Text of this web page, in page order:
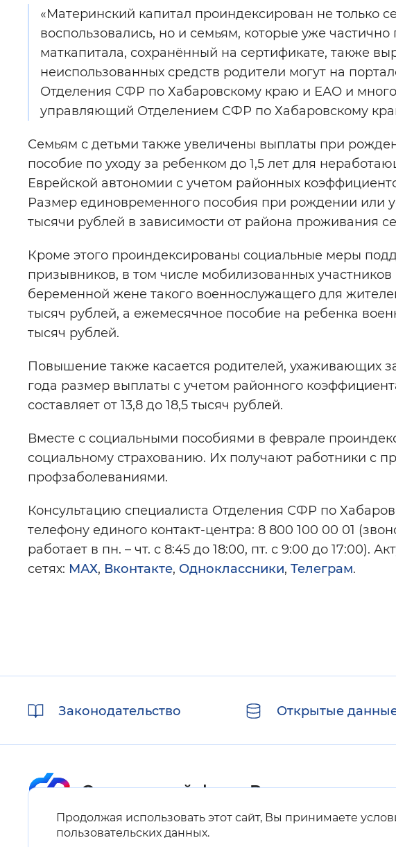
«Материнский капитал проиндексирован не только
воспользовались, но и семьям, которые уже частично
маткапитала, сохранённый на сертификате, также
неиспользованных средств родители могут на
Отделения СФР по Хабаровскому краю и ЕАО и
управляющий Отделением СФР по Хабаровскому
Семьям с детьми также увеличены выплаты при
пособие по уходу за ребенком до 1,5 лет для
Еврейской автономии с учетом районных
Размер единовременного пособия при рождении или
тысячи рублей в зависимости от района проживания
Кроме этого проиндексированы социальные меры
призывников, в том числе мобилизованных
беременной жене такого военнослужащего для
тысяч рублей, а ежемесячное пособие на ребенка
тысяч рублей.
Повышение также касается родителей, ухаживающих
года размер выплаты с учетом районного
составляет от 13,8 до 18,5 тысяч рублей.
Вместе с социальными пособиями в феврале
социальному страхованию. Их получают работники с
профзаболеваниями.
Консультацию специалиста Отделения СФР по
телефону единого контакт-центра: 8 800 100 00 01
работает в пн. – чт. с 8:45 до 18:00, пт. с 9:00 до 17:00).
сетях: МАХ, Вконтакте, Одноклассники, Телеграм.
Продолжая использовать этот сайт, Вы принимаете
пользовательских данных.
ссылкиЗаконодательство Открытые
Карта сайта